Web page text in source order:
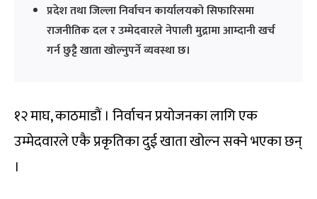
प्रदेश तथा जिल्ला निर्वाचन कार्यालयको सिफारिसमा
राजनीतिक दल र उम्मेदवारले नेपाली मुद्रामा आम्दानी खर्च
गर्न छुट्टै खाता खोल्नुपर्ने व्यवस्था छ।
१२ माघ, काठमाडौं । निर्वाचन प्रयोजनका लागि एक
उम्मेदवारले एकै प्रकृतिका दुई खाता खोल्न सक्ने भएका छन्
।